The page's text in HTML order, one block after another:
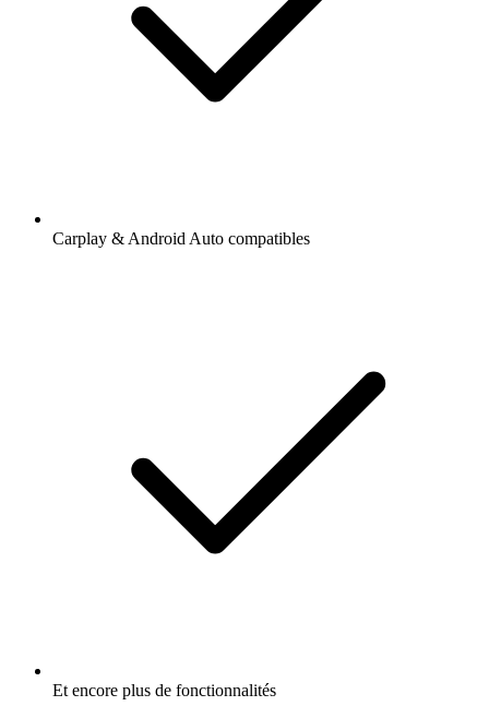
Carplay & Android Auto compatibles
Et encore plus de fonctionnalités